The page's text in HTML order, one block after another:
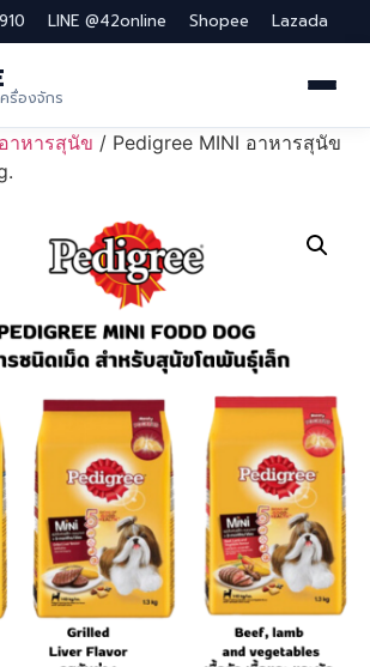
LINE @42online Shopee Lazada
รื่องจักร
อาหารสุนัข / Pedigree MINI อาหารสุนัข